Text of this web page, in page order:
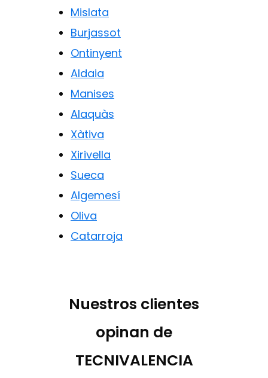
Mislata
Burjassot
Ontinyent
Aldaia
Manises
Alaquàs
Xàtiva
Xirivella
Sueca
Algemesí
Oliva
Catarroja
Nuestros clientes
opinan de
TECNIVALENCIA